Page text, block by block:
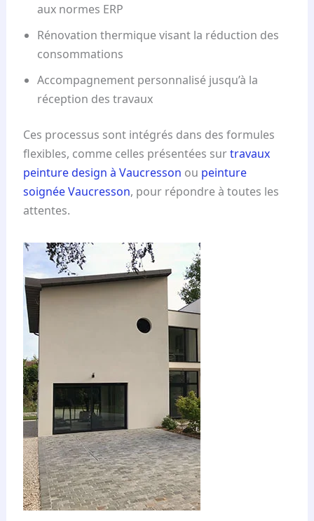
aux normes ERP
Rénovation thermique visant la réduction des
consommations
Accompagnement personnalisé jusqu’à la
réception des travaux
Ces processus sont intégrés dans des formules
flexibles, comme celles présentées surtravaux
peinture design à Vaucresson ou peinture
soignée Vaucresson, pour répondre à toutes les
attentes.